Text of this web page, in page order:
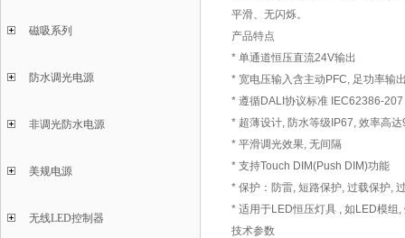
磁吸系列
防水调光电源
非调光防水电源
美规电源
无线LED控制器
平滑、无闪烁。
产品特点
* 单通道恒压直流24V输出
* 宽电压输入含主动PFC, 足功率输
* 遵循DALI协议标准 IEC62386-207
* 超薄设计, 防水等级IP67, 效率高
* 平滑调光效果, 无间隔
* 支持Touch DIM(Push DIM)功能
* 保护：防雷, 短路保护, 过载保护,
* 适用于LED恒压灯具 , 如LED模组,
技术参数